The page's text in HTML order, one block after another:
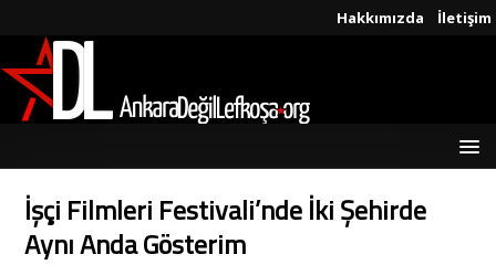
Hakkımızda İletişim
İşçi Filmleri Festivali’nde İki Şehirde
Aynı Anda Gösterim